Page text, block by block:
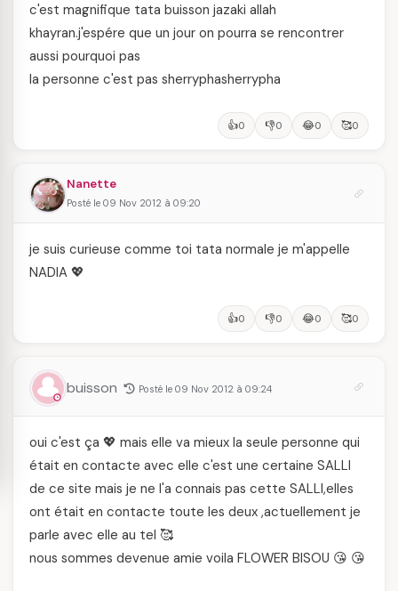
c'est magnifique tata buisson jazaki allah
khayran.j'espére que un jour on pourra se rencontrer
aussi pourquoi pas
la personne c'est pas sherryphasherrypha
👍0 👎0 😂0 🥰0
Nanette
Posté le 09 Nov 2012 à 09:20
je suis curieuse comme toi tata normale je m'appelle
NADIA 💖
👍0 👎0 😂0 🥰0
buisson Posté le 09 Nov 2012 à 09:24
oui c'est ça 💖 mais elle va mieux la seule personne qui
était en contacte avec elle c'est une certaine SALLI
de ce site mais je ne l'a connais pas cette SALLI,elles
ont était en contacte toute les deux ,actuellement je
parle avec elle au tel 🥰
nous sommes devenue amie voila FLOWER BISOU 😘 😘